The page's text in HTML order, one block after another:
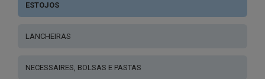
ESTOJOS
LANCHEIRAS
NECESSAIRES, BOLSAS E PASTAS